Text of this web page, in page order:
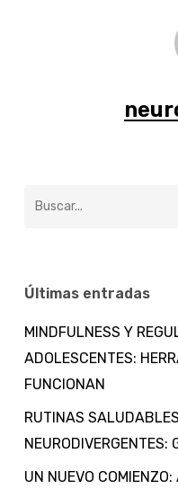
Últimas entradas
MINDFULNESS Y
ADOLESCENTES:
FUNCIONAN
RUTINAS
UN NUEVO